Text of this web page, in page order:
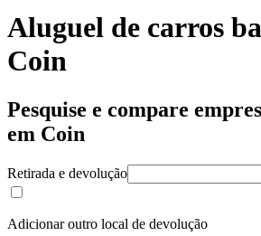
Aluguel de carros
Coin
Pesquise e compare
em Coin
Retirada e devolução
Adicionar outro local de devolução